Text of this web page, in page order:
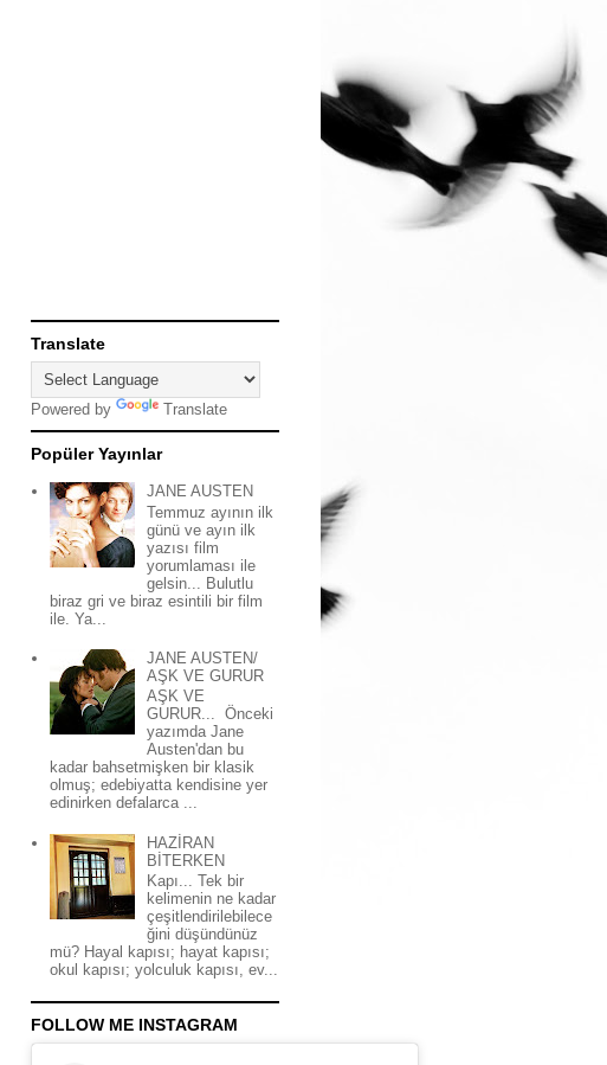
Translate
Powered by Translate
Popüler Yayınlar
JANE AUSTEN
Temmuz ayının ilk
günü ve ayın ilk
yazısı film
yorumlaması ile
gelsin... Bulutlu
biraz gri ve biraz esintili bir film
ile. Ya...
JANE AUSTEN/
AŞK VE GURUR
AŞK VE
GURUR... Önceki
yazımda Jane
Austen'dan bu
kadar bahsetmişken bir klasik
olmuş; edebiyatta kendisine yer
edinirken defalarca ...
HAZİRAN
BİTERKEN
Kapı... Tek bir
kelimenin ne kadar
çeşitlendirilebilece
ğini düşündünüz
mü? Hayal kapısı; hayat kapısı;
okul kapısı; yolculuk kapısı, ev...
FOLLOW ME INSTAGRAM